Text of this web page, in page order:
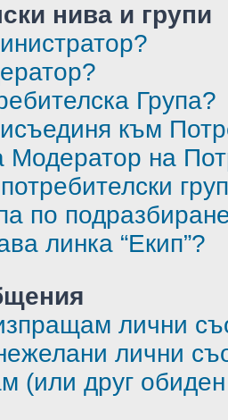
нива и групи
Група?
към
Модератор на
по
линка “Екип”?
лични
лични
(или друг